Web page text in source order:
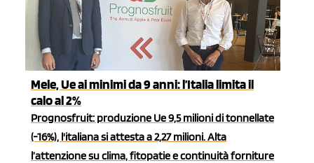
Mele, Ue ai minimi da 9 anni: l’Italia limita il
calo al 2%
Prognosfruit: produzione Ue 9,5 milioni di tonnellate
(-16%), l'italiana si attesta a 2,27 milioni. Alta
l’attenzione su clima, fitopatie e continuità forniture